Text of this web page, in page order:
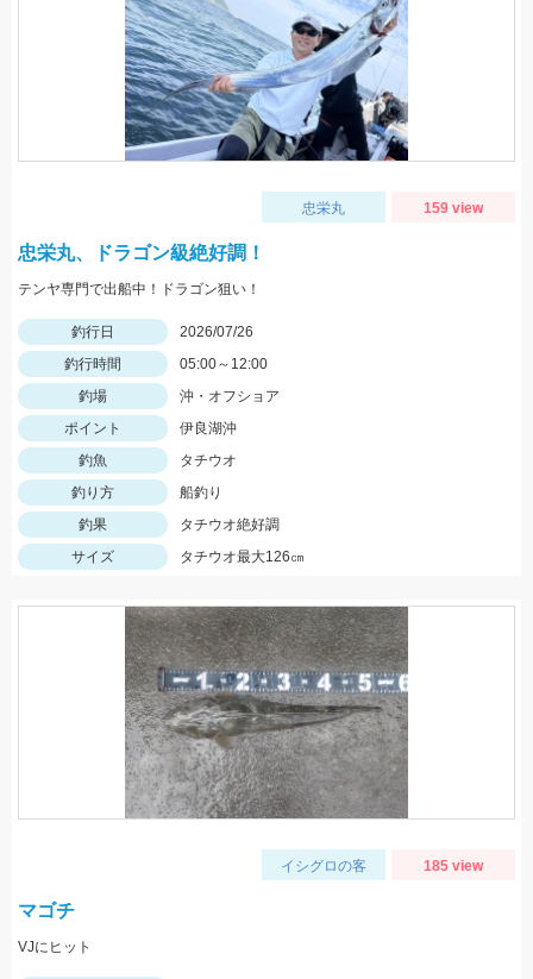
忠栄丸 159 view
忠栄丸、ドラゴン級絶好調！
テンヤ専門で出船中！ドラゴン狙い！
釣行日
2026/07/26
釣行時間
05:00～12:00
釣場
沖・オフショア
ポイント
伊良湖沖
釣魚
タチウオ
釣り方
船釣り
釣果
タチウオ絶好調
サイズ
タチウオ最大126㎝
イシグロの客 185 view
マゴチ
VJにヒット